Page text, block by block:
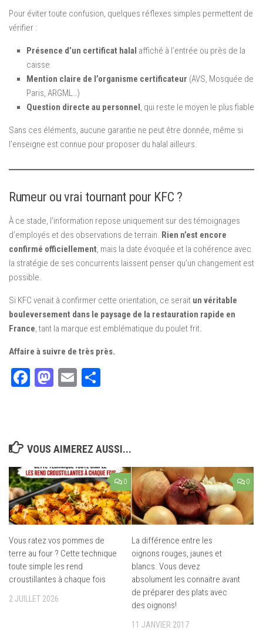
Pour éviter toute confusion, quelques réflexes simples permettent de
vérifier :
Présence d’un certificat halal affiché à l’entrée ou près de la
caisse
Mention claire de l’organisme certificateur (AVS, Mosquée de
Paris, ARGML…)
Question directe au personnel, qui reste le moyen le plus fiable
Sans ces éléments, aucune garantie ne peut être donnée, même si
l’enseigne est connue pour proposer du halal ailleurs.
Rumeur ou vrai tournant pour KFC ?
À ce stade, l’information repose uniquement sur des témoignages
d’employés et des observations de terrain. Rien n’est encore
confirmé officiellement, mais la date évoquée et la cohérence avec
la stratégie de ses concurrents laissent penser qu’un changement est
possible.
Si KFC venait à confirmer cette orientation, ce serait un véritable
bouleversement dans le paysage de la restauration rapide en
France, tant la marque est emblématique du poulet frit.
Affaire à suivre de très près.
Facebook
Mastodon
Email
VOUS AIMEREZ AUSSI...
0
Vous ratez vos pommes de
terre au four ? Cette technique
toute simple les rend
croustillantes à chaque fois
2 JUILLET 2026
0
La différence entre les
oignons rouges, jaunes et
blancs. Vous devez
absolument les connaitre avant
de préparer des plats avec
des oignons!
11 JANVIER 2017